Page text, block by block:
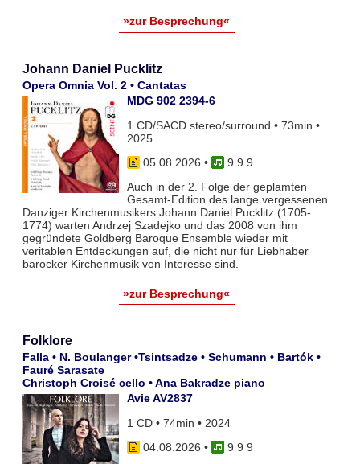
»zur Besprechung«
Johann Daniel Pucklitz
Opera Omnia Vol. 2 • Cantatas
MDG 902 2394-6
1 CD/SACD stereo/surround • 73min •
2025
05.08.2026 •
9 9 9
Auch in der 2. Folge der geplamten
Gesamt-Edition des lange vergessenen
Danziger Kirchenmusikers Johann Daniel Pucklitz (1705-
1774) warten Andrzej Szadejko und das 2008 von ihm
gegründete Goldberg Baroque Ensemble wieder mit
veritablen Entdeckungen auf, die nicht nur für Liebhaber
barocker Kirchenmusik von Interesse sind.
»zur Besprechung«
Folklore
Falla • N. Boulanger •Tsintsadze • Schumann • Bartók •
Fauré Sarasate
Christoph Croisé cello • Ana Bakradze piano
Avie AV2837
1 CD • 74min • 2024
04.08.2026 •
9 9 9